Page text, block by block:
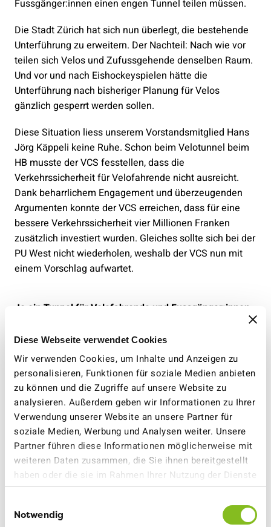
Diese Webseite verwendet Cookies
Wir verwenden Cookies, um Inhalte und Anzeigen zu
personalisieren, Funktionen für soziale Medien anbieten
zu können und die Zugriffe auf unsere Website zu
analysieren. Außerdem geben wir Informationen zu Ihrer
Verwendung unserer Website an unsere Partner für
soziale Medien, Werbung und Analysen weiter. Unsere
Partner führen diese Informationen möglicherweise mit
weiteren Daten zusammen, die Sie ihnen bereitgestellt
haben oder die sie im Rahmen Ihrer Nutzung der Dienste
gesammelt haben.
Notwendig
Fussgänger:innen einen engen Tunnel teilen müssen.
Die Stadt Zürich hat sich nun überlegt, die bestehende
Unterführung zu erweitern. Der Nachteil: Nach wie vor
teilen sich Velos und Zufussgehende denselben Raum.
Und vor und nach Eishockeyspielen hätte die
Unterführung nach bisheriger Planung für Velos
gänzlich gesperrt werden sollen.
Diese Situation liess unserem Vorstandsmitglied Hans
Jörg Käppeli keine Ruhe. Schon beim Velotunnel beim
HB musste der VCS fesstellen, dass die
Verkehrssicherheit für Velofahrende nicht ausreicht.
Dank beharrlichem Engagement und überzeugenden
Argumenten konnte der VCS erreichen, dass für eine
bessere Verkehrssicherheit vier Millionen Franken
zusätzlich investiert wurden. Gleiches sollte sich bei der
PU West nicht wiederholen, weshalb der VCS nun mit
einem Vorschlag aufwartet.
Je ein Tunnel für Velofahrende und Fussgänger:innen
Kern dieses Vorschlages ist, dass es statt eines
soll. Ein neuer Velotunnel wird so geplant, dass keine
übersteilen Rampenbauwerke nötig sind. Die
Velofahrenden können - ohne Zufussgehende zu
gefährden - die Bahngleise unterqueren. Dabei kann
Raum unterirdisch aber auch an der Oberfläche so
genutzt werden, damit in Veloabstellanlagen insgesamt
über 800 Veloabstellplätze nördlich und südlich der
Gleise möglich sind.
Velounterführung zu verbreitern, soll diese lediglich